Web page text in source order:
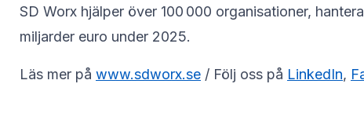
SD Worx hjälper över 100 000 organisationer,
miljarder euro under 2025.
Läs mer på www.sdworx.se / Följ oss på LinkedIn,